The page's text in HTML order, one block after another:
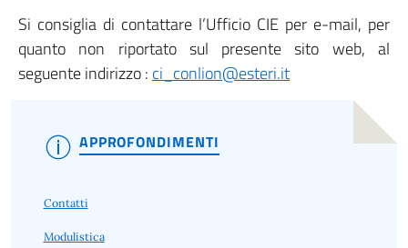
Si consiglia di contattare l’Ufficio CIE per e-mail, per
quanto non riportato sul presente sito web, al
seguente indirizzo : ci_conlion@esteri.it
APPROFONDIMENTI
Contatti
Modulistica